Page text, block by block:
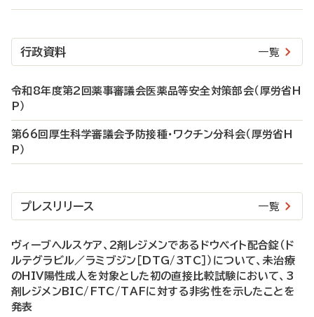
行政資料 一覧
令和8年度第2回薬事審議会医薬品等安全対策部会（厚労省H
P）
第66回厚生科学審議会予防接種・ワクチン分科会（厚労省H
P）
プレスリリース 一覧
ヴィーブヘルスケア、2剤レジメンであるドウベイト配合錠（ド
ルテグラビル／ラミブジン［DTG/3TC］）について、未治療
のHIV陽性成人を対象とした初の直接比較試験において、3
剤レジメンBIC/FTC/TAFに対する非劣性を示したことを
発表